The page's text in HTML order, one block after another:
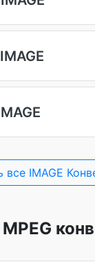
все IMAGE